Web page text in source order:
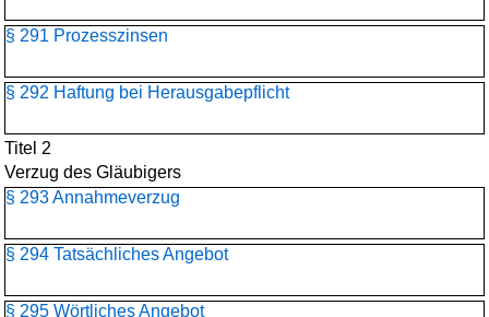
§ 291 Prozesszinsen
§ 292 Haftung bei Herausgabepflicht
Titel 2
Verzug des Gläubigers
§ 293 Annahmeverzug
§ 294 Tatsächliches Angebot
§ 295 Wörtliches Angebot